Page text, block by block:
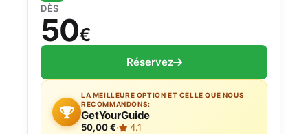
DÈS
50€
Réservez
LA MEILLEURE OPTION ET CELLE QUE NOUS
RECOMMANDONS:
GetYourGuide
50,00 €· 4.1